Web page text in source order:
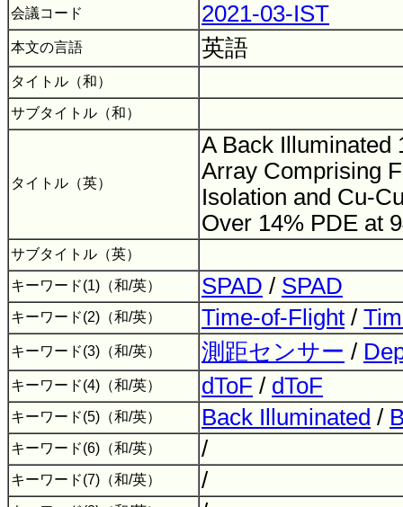
会議コード
2021-03-IST
本文の言語 英語
タイトル（和）
サブタイトル（和）
タイトル（英）
A Back Illuminated
Array Comprising
Isolation and Cu-
Over 14% PDE at
サブタイトル（英）
キーワード(1)（和/英） SPAD / SPAD
キーワード(2)（和/英） Time-of-Flight /
キーワード(3)（和/英） 測距センサー /
キーワード(4)（和/英） dToF / dToF
キーワード(5)（和/英） Back Illuminated /
キーワード(6)（和/英） /
キーワード(7)（和/英） /